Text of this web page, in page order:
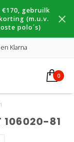
gebruilk
(m.u.v.
polo´s)
Klarna
0
106020-81